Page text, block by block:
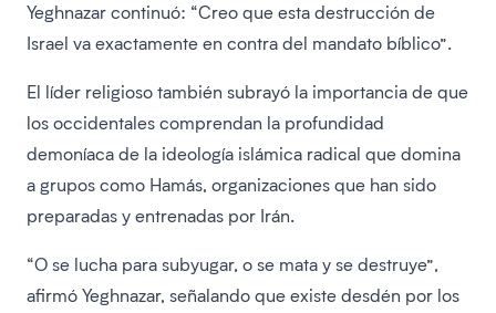
Yeghnazar continuó: “Creo que esta destrucción de
Israel va exactamente en contra del mandato bíblico”.
El líder religioso también subrayó la importancia de que
los occidentales comprendan la profundidad
demoníaca de la ideología islámica radical que domina
a grupos como Hamás, organizaciones que han sido
preparadas y entrenadas por Irán.
“O se lucha para subyugar, o se mata y se destruye”,
afirmó Yeghnazar, señalando que existe desdén por los